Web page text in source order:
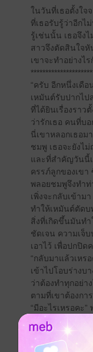
ในวันที่เธอตั้งใจ
ที่เธอรับรู้ว่าอีกไ
รู้เช่นนั้น เธอจึง
สาวจึงตัดสินใจหั
เขาจะทำอย่างไ
“ครับ อีกหนึ่งเดื
เหมันต์รับปากไป
ที่ได้ยินเรื่องราว
ว่ารักเธอ คนที่บ
นี่เขาหลอกเธอม
ชมพู เธอจะยังไ
และที่สำคัญวันนี้
ครรภ์ลูกของเขา
พลอยชมพูจึงทำท่
เพิ่งจะกลับเข้าม
ทำให้เหมันต์ตัดบ
สิ่งที่เกิดขึ้นมันทำ
ชัดเจน ความเจ็
เอาไว้ เพื่อปกปิด
“กลับมาแล้วเหร
เข้าไปโอบร่างบ
ว่าต้องทำทุกอย่า
ตามที่เขาต้องการ
“มีอะไรเหรอคะ
ปกติ
“เซอร์ไพร์ส!!” ช
เล็กให้หญิงสาว ซึ่